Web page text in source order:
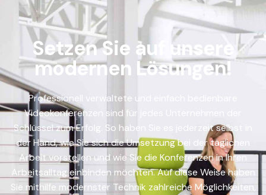
Setzen Sie auf unsere
modernen Lösungen!
Professionell verwaltete und einfach bedienbare
Videokonferenzen sind für jedes Unternehmen der
Schlüssel zum Erfolg. So haben Sie es jederzeit selbst in
der Hand, wie Sie sich die Umsetzung bei der täglichen
Arbeit vorstellen und wie Sie die Konferenzen in Ihren
Arbeitsalltag einbinden möchten. Auf diese Weise haben
Sie mithilfe modernster Technik zahlreiche Möglichkeiten,